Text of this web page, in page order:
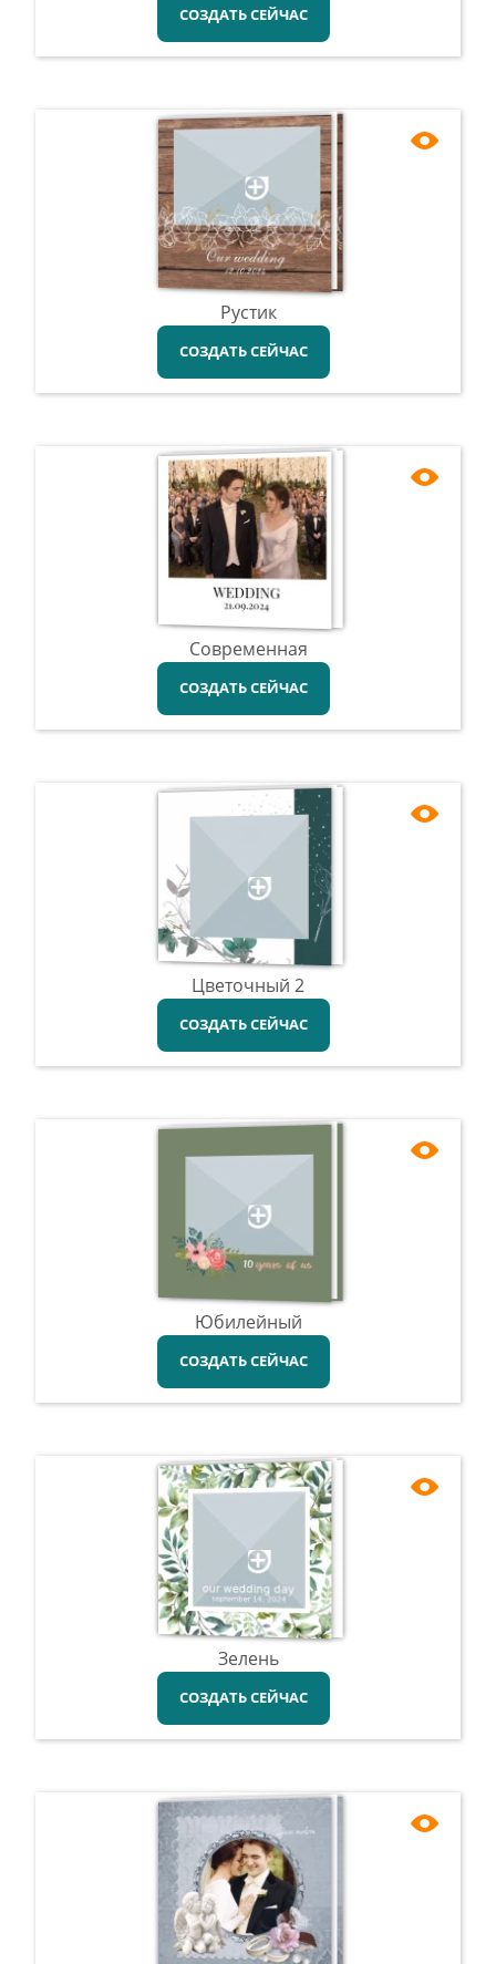
СОЗДАТЬ СЕЙЧАС
Рустик
СОЗДАТЬ СЕЙЧАС
Современная
СОЗДАТЬ СЕЙЧАС
Цветочный 2
СОЗДАТЬ СЕЙЧАС
Юбилейный
СОЗДАТЬ СЕЙЧАС
Зелень
СОЗДАТЬ СЕЙЧАС